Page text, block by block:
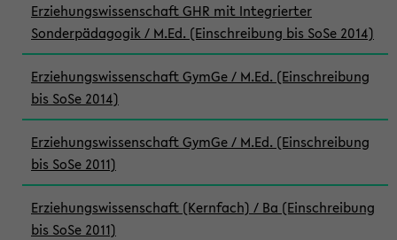
Erziehungswissenschaft GHR mit Integrierter
Sonderpädagogik / M.Ed. (Einschreibung bis SoSe 2014)
Erziehungswissenschaft GymGe / M.Ed. (Einschreibung
bis SoSe 2014)
Erziehungswissenschaft GymGe / M.Ed. (Einschreibung
bis SoSe 2011)
Erziehungswissenschaft (Kernfach) / Ba (Einschreibung
bis SoSe 2011)